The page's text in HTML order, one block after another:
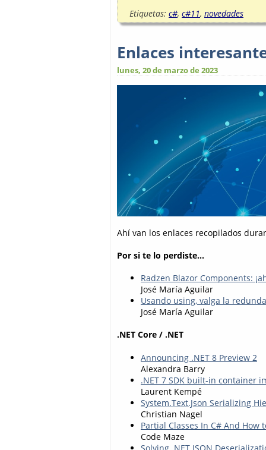
Etiquetas: c#, c#11, novedades
Enlaces
lunes, 20 de marzo de 2023
Ahí van los enlaces recopilados
Por si te lo perdiste...
Radzen Blazor Components:
José María Aguilar
Usando using, valga la
José María Aguilar
.NET Core / .NET
Announcing .NET 8 Preview 2
Alexandra Barry
.NET 7 SDK built-in container
Laurent Kempé
System.Text.Json Serializing
Christian Nagel
Partial Classes In C# And How
Code Maze
Solving .NET JSON